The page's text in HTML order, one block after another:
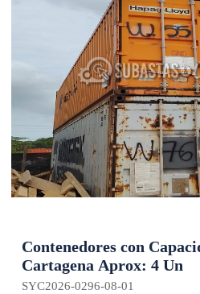
Contenedores con
Cartagena Aprox: 4 Un
SYC2026-0296-08-01